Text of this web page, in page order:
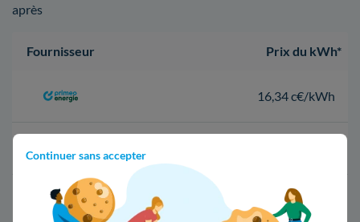
Continuer sans accepter
après
Fournisseur Prix du kWh*
16,34 c€/kWh
17,83 c€/kWh